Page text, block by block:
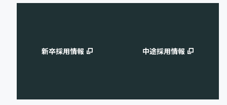
新卒採用情報 中途採用情報